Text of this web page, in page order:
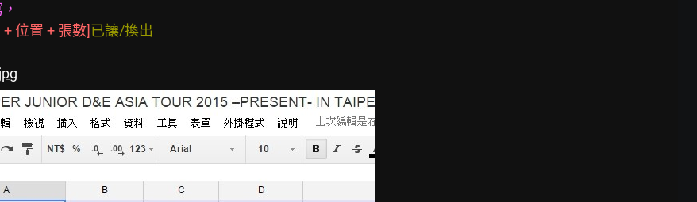
位置 + 張數]已讓/換出